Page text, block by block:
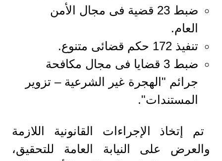
ضبط 23 قضية فى مجال الأمن
العام.
تنفيذ 172 حكم قضائى متنوع.
ضبط 3 قضايا فى مجال مكافحة
جرائم "الهجرة غير الشرعية – تزوير
المستندات".
تم إتخاذ الإجراءات القانونية اللازمة
والعرض على النيابة العامة للتحقيق،